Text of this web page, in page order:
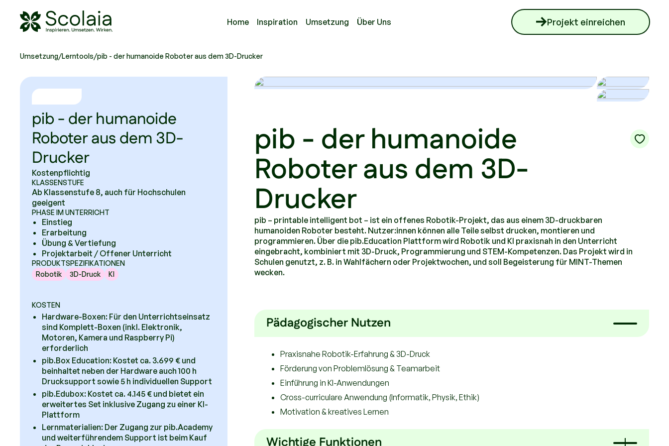
Home Inspiration Umsetzung Über Uns Projekt einreichen
Umsetzung/Lerntools/pib - der humanoide Roboter aus dem 3D-Drucker
pib - der humanoide
Roboter aus dem 3D-
Drucker
Kostenpflichtig
KLASSENSTUFE
Ab Klassenstufe 8, auch für Hochschulen
geeigent
PHASE IM UNTERRICHT
Einstieg
Erarbeitung
Übung & Vertiefung
Projektarbeit / Offener Unterricht
PRODUKTSPEZIFIKATIONEN
Robotik
3D-Druck KI
KOSTEN
Hardware-Boxen: Für den Unterrichtseinsatz
sind Komplett-Boxen (inkl. Elektronik,
Motoren, Kamera und Raspberry Pi)
erforderlich
pib.Box Education: Kostet ca. 3.699 € und
beinhaltet neben der Hardware auch 100 h
Drucksupport sowie 5 h individuellen Support
pib.Edubox: Kostet ca. 4.145 € und bietet ein
erweitertes Set inklusive Zugang zu einer KI-
Plattform
Lernmaterialien: Der Zugang zur pib.Academy
und weiterführendem Support ist beim Kauf
pib - der humanoide
Roboter aus dem 3D-
Drucker
pib – printable intelligent bot – ist ein offenes Robotik-Projekt, das aus einem 3D-druckbaren
humanoiden Roboter besteht. Nutzer:innen können alle Teile selbst drucken, montieren und
programmieren. Über die pib.Education Plattform wird Robotik und KI praxisnah in den Unterricht
eingebracht, kombiniert mit 3D-Druck, Programmierung und STEM-Kompetenzen. Das Projekt wird in
Schulen genutzt, z. B. in Wahlfächern oder Projektwochen, und soll Begeisterung für MINT-Themen
wecken.
Pädagogischer Nutzen
Praxisnahe Robotik-Erfahrung & 3D-Druck
Förderung von Problemlösung & Teamarbeit
Einführung in KI-Anwendungen
Cross-curriculare Anwendung (Informatik, Physik, Ethik)
Motivation & kreatives Lernen